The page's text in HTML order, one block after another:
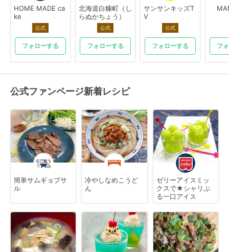
HOME MADE ca
ke
公式
フォローする
北海道白糠町（し
らぬかちょう）
公式
フォローする
サンサンキッズT
V
公式
フォローする フ
公式ファンページ新着レシピ
簡単サムギョプサ
ル
冷やしなめこうど
ん
ゼリーアイスミッ
クスで★シャリぷ
る一口アイス